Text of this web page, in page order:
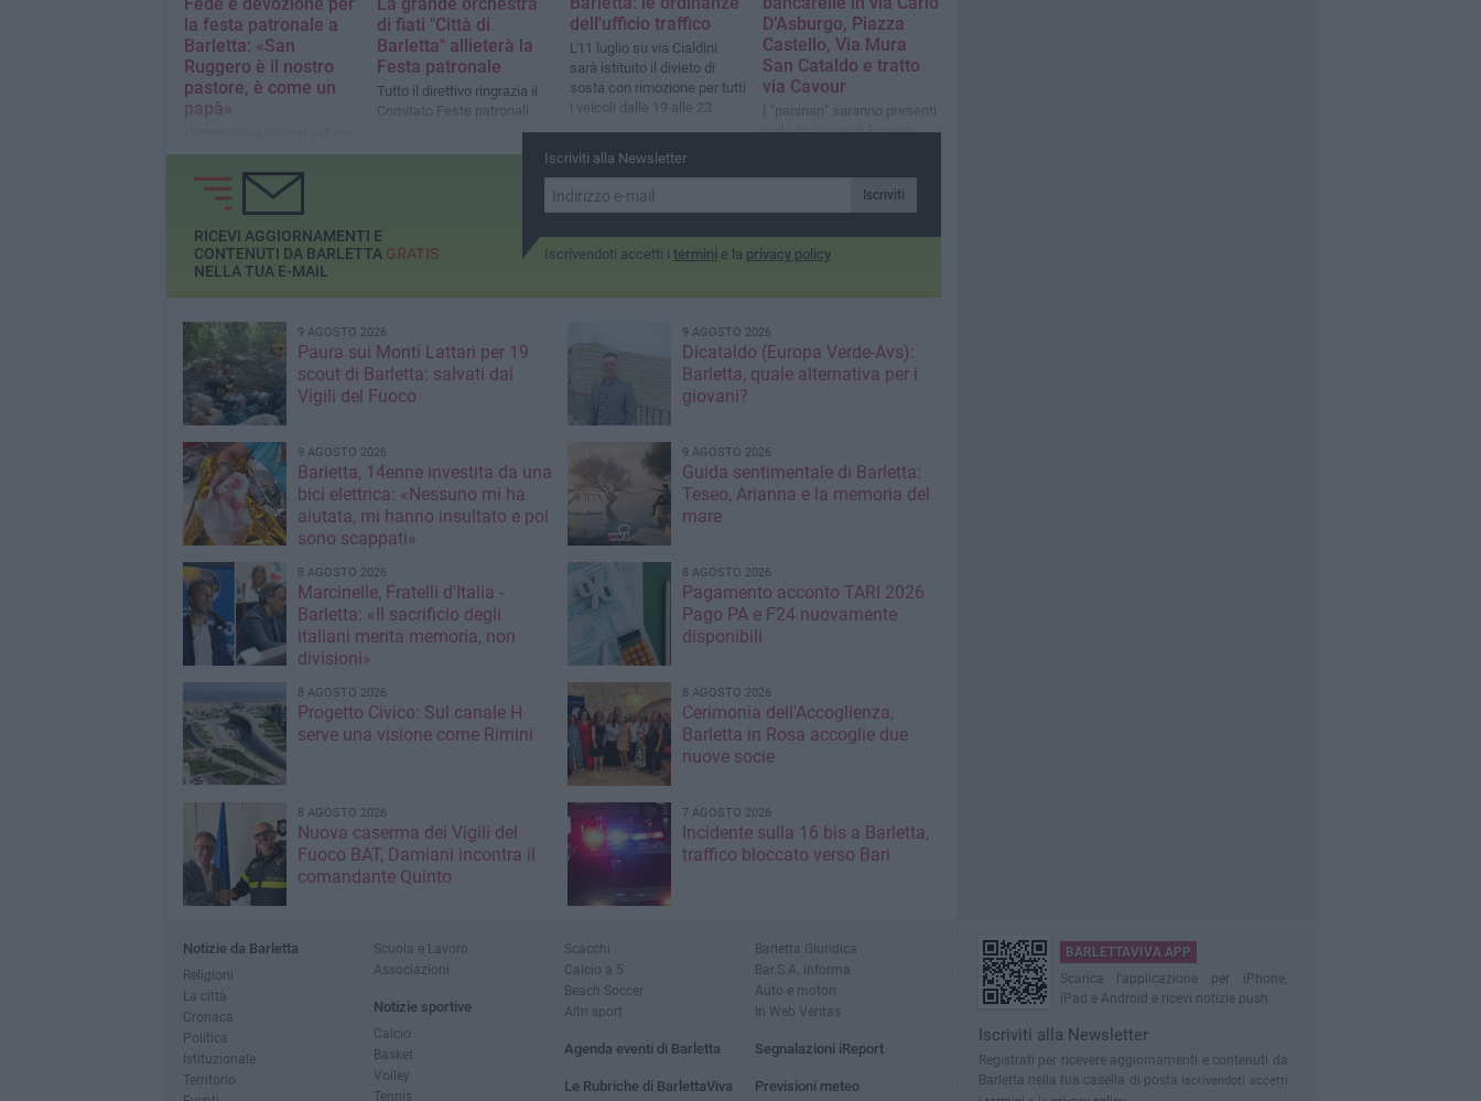
la festa patronale a
Barletta: «San
Ruggero è il nostro
pastore, è come un
papà»
presidente
dell’associazione “Portatori
di San Ruggero”
di fiati "Città di
Barletta" allieterà la
Festa patronale
Tutto il direttivo ringrazia il
Comitato Feste patronali
dell'ufficio traffico
L'11 luglio su via Cialdini
sarà istituito il divieto di
sosta con rimozione per tutti
i veicoli dalle 19 alle 23
D’Asburgo, Piazza
Castello, Via Mura
San Cataldo e tratto
via Cavour
I "paninari" saranno presenti
sulla litoranea di Ponente
Iscriviti alla Newsletter
Iscriviti
Iscrivendoti accetti i termini e la privacy policy
RICEVI AGGIORNAMENTI E
CONTENUTI DA BARLETTA GRATIS
NELLA TUA E-MAIL
9 AGOSTO 2026
Paura sui Monti Lattari per 19
scout di Barletta: salvati dai
Vigili del Fuoco
9 AGOSTO 2026
Dicataldo (Europa Verde-Avs):
Barletta, quale alternativa per i
giovani?
9 AGOSTO 2026
Barletta, 14enne investita da una
bici elettrica: «Nessuno mi ha
aiutata, mi hanno insultato e poi
sono scappati»
9 AGOSTO 2026
Guida sentimentale di Barletta:
Teseo, Arianna e la memoria del
mare
8 AGOSTO 2026
Marcinelle, Fratelli d'Italia -
Barletta: «Il sacrificio degli
italiani merita memoria, non
divisioni»
8 AGOSTO 2026
Pagamento acconto TARI 2026
Pago PA e F24 nuovamente
disponibili
8 AGOSTO 2026
Progetto Civico: Sul canale H
serve una visione come Rimini
8 AGOSTO 2026
Cerimonia dell'Accoglienza,
Barletta in Rosa accoglie due
nuove socie
8 AGOSTO 2026
Nuova caserma dei Vigili del
Fuoco BAT, Damiani incontra il
comandante Quinto
7 AGOSTO 2026
Incidente sulla 16 bis a Barletta,
traffico bloccato verso Bari
Notizie da Barletta
Religioni
La città
Cronaca
Politica
Istituzionale
Territorio
Scuola e Lavoro
Associazioni
Notizie sportive
Calcio
Basket
Volley
Tennis
Scacchi
Calcio a 5
Beach Soccer
Altri sport
Agenda eventi di Barletta
Le Rubriche di BarlettaViva
Barletta Giuridica
Bar.S.A. informa
Auto e motori
In Web Veritas
Segnalazioni iReport
Previsioni meteo
BARLETTAVIVA APP
Scarica l'applicazione per iPhone,
iPad e Android e ricevi notizie push
Iscriviti alla Newsletter
Registrati per ricevere aggiornamenti e contenuti da
Barletta nella tua casella di posta Iscrivendoti accetti